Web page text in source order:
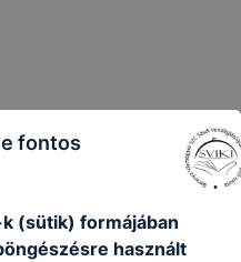
fontos
(sütik) formájában
használt